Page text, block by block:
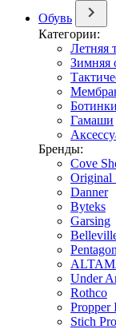
Обувь
Категории:
Летняя
Зимняя
Гамаши
Бренды:
Cove
Original
Danner
Byteks
Garsing
Pentagon
Under
Rothco
Propper
Stich